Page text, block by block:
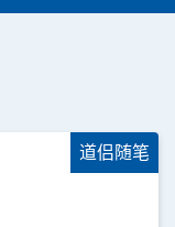
道侣随笔